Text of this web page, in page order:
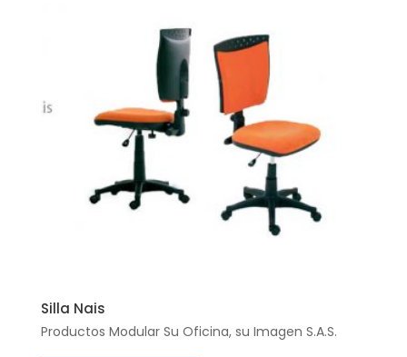
Silla Nais
Productos Modular Su Oficina, su Imagen S.A.S.